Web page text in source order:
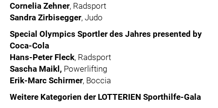
Cornelia Zehner, Radsport
Sandra Zirbisegger, Judo
Special Olympics Sportler des Jahres presented by
Coca-Cola
Hans-Peter Fleck, Radsport
Sascha Maikl, Powerlifting
Erik-Marc Schirmer, Boccia
Weitere Kategorien der LOTTERIEN Sporthilfe-Gala